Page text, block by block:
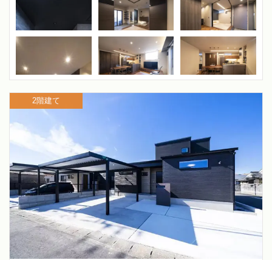
2階建て